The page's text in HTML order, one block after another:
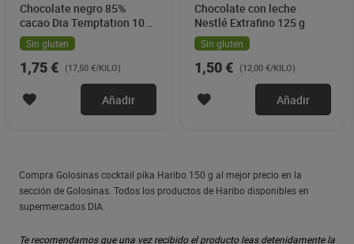
Chocolate negro 85%
cacao Dia Temptation 100
gSin gluten
1,75 € (17,50 €/KILO)
Añadir
Chocolate con leche
Nestlé Extrafino 125 g
Sin gluten
1,50 € (12,00 €/KILO)
Añadir
Compra Golosinas cocktail pika Haribo 150 g al mejor precio en la
sección de Golosinas. Todos los productos de Haribo disponibles en
supermercados DIA.
Te recomendamos que una vez recibido el producto leas detenidamente la